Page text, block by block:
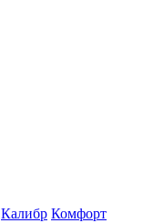
Калибр Комфорт